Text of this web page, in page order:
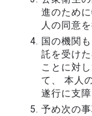
進のため
人の同意
国の機関
託を受け
ことに対
て、 本人
遂行に支
予め次の